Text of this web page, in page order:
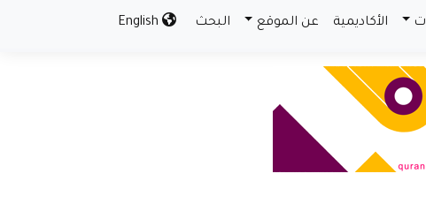
الأكاديمية عن الموقع البحث